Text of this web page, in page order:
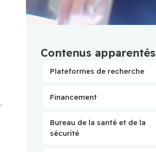
Contenus apparentés
Plateformes de recherche
Financement
Bureau de la santé et de la
sécurité